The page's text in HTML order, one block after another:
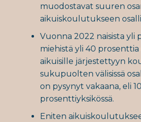
muodostavat suuren
aikuiskoulutukseen
Vuonna 2022 naisista yli
miehistä yli 40 prosenttia
aikuisille järjestettyyn
sukupuolten välisissä
on pysynyt vakaana, eli 10
prosenttiyksikössä.
Eniten